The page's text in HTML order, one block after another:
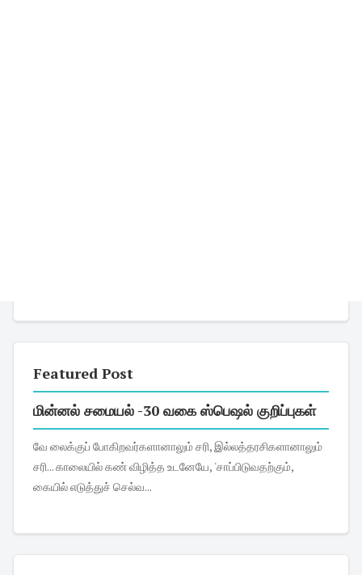
Featured Post
மின்னல் சமையல் -30 வகை ஸ்பெஷல் குறிப்புகள்
வே லைக்குப் போகிறவர்களானாலும் சரி, இல்லத்தரசிகளானாலும்
சரி... காலையில் கண் விழித்த உடனேயே, 'சாப்பிடுவதற்கும்,
கையில் எடுத்துச் செல்வ...